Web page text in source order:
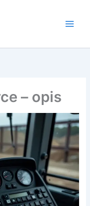
– opis